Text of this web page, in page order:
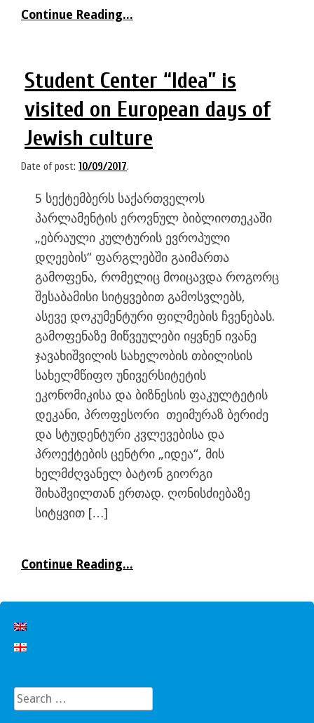
Continue Reading...
Student Center “Idea” is
visited on European days of
Jewish culture
Date of post: 10/09/2017.
5 სექტემბერს საქართველოს
პარლამენტის ეროვნულ ბიბლიოთეკაში
„ებრაული კულტურის ევროპული
დღეების“ ფარგლებში გაიმართა
გამოფენა, რომელიც მოიცავდა როგორც
შესაბამისი სიტყვებით გამოსვლებს,
ასევე დოკუმენტური ფილმების ჩვენებას.
გამოფენაზე მიწვეულები იყვნენ ივანე
ჯავახიშვილის სახელობის თბილისის
სახელმწიფო უნივერსიტეტის
ეკონომიკისა და ბიზნესის ფაკულტეტის
დეკანი, პროფესორი თეიმურაზ ბერიძე
და სტუდენტური კვლევებისა და
პროექტების ცენტრი „იდეა“, მის
ხელმძღვანელ ბატონ გიორგი
შიხაშვილთან ერთად. ღონისძიებაზე
სიტყვით […]
Continue Reading...
Search
for: